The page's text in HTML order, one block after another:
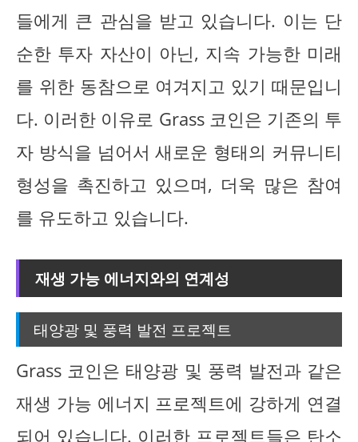
들에게 큰 관심을 받고 있습니다. 이는 단
순한 투자 자산이 아닌, 지속 가능한 미래
를 위한 동참으로 여겨지고 있기 때문입니
다. 이러한 이유로 Grass 코인은 기존의 투
자 방식을 넘어서 새로운 형태의 커뮤니티
형성을 촉진하고 있으며, 더욱 많은 참여
를 유도하고 있습니다.
재생 가능 에너지와의 연계성
태양광 및 풍력 발전 프로젝트
Grass 코인은 태양광 및 풍력 발전과 같은
재생 가능 에너지 프로젝트에 강하게 연결
되어 있습니다. 이러한 프로젝트들은 탄소